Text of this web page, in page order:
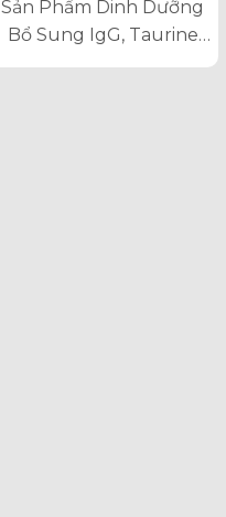
Sản Phẩm Dinh Dưỡng
Bổ Sung IgG, Taurine
Giúp Hỗ Trợ Miễn Dịch